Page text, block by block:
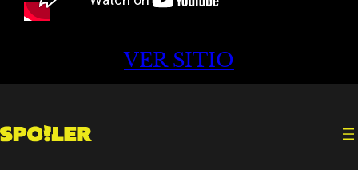
VER SITIO